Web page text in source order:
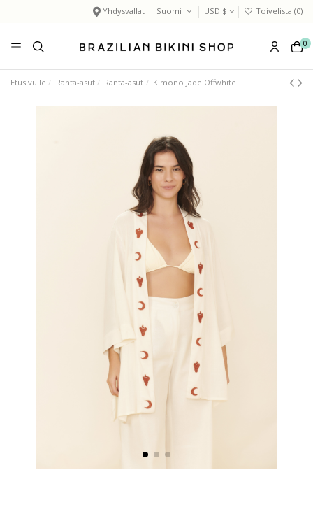
Yhdysvallat Suomi USD $ Toivelista (0)
0
Etusivulle Ranta-asut Ranta-asut Kimono Jade Offwhite